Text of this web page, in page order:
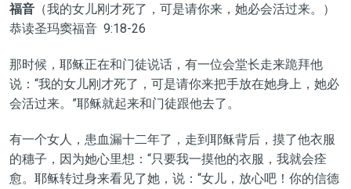
福音（我的女儿刚才死了，可是请你来，她必会活过来。）
恭读圣玛窦福音 9:18-26
那时候，耶稣正在和门徒说话，有一位会堂长走来跪拜他
说：“我的女儿刚才死了，可是请你来把手放在她身上，她必
会活过来。”耶稣就起来和门徒跟他去了。
有一个女人，患血漏十二年了，走到耶稣背后，摸了他衣服
的穗子，因为她心里想：“只要我一摸他的衣服，我就会痊
愈。耶稣转过身来看见了她，说：“女儿，放心吧！你的信德